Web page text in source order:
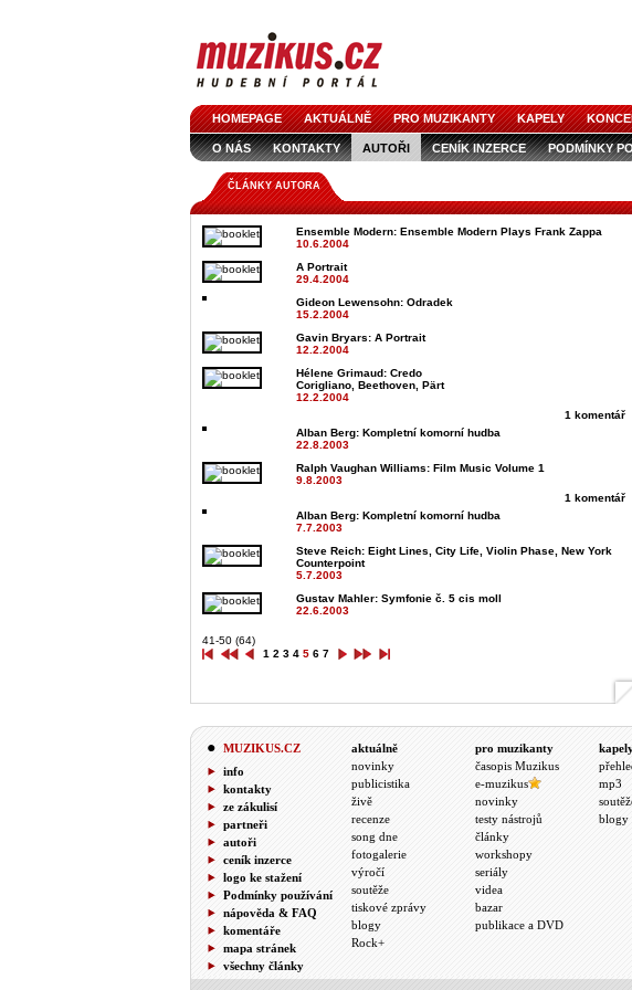
HOMEPAGE AKTUÁLNĚ PRO MUZIKANTY KAPELY
O NÁS KONTAKTY AUTOŘI CENÍK INZERCE PODMÍNKY
LOGO KE STAŽENÍ
ČLÁNKY AUTORA
Ensemble Modern: Ensemble Modern Plays Frank Zappa
10.6.2004
A Portrait
29.4.2004
Gideon Lewensohn: Odradek
15.2.2004
Gavin Bryars: A Portrait
12.2.2004
Hélene Grimaud: Credo
Corigliano, Beethoven, Pärt
12.2.2004
1 komentář
Alban Berg: Kompletní komorní hudba
22.8.2003
Ralph Vaughan Williams: Film Music Volume 1
9.8.2003
1 komentář
Alban Berg: Kompletní komorní hudba
7.7.2003
Steve Reich: Eight Lines, City Life, Violin Phase, New York
Counterpoint
5.7.2003
Gustav Mahler: Symfonie č. 5 cis moll
22.6.2003
41-50 (64)
1 2 3 4 5 6 7
MUZIKUS.CZ
info
kontakty
ze zákulisí
partneři
autoři
ceník inzerce
logo ke stažení
Podmínky používání
nápověda & FAQ
komentáře
mapa stránek
všechny články
aktuálně
novinky
publicistika
živě
recenze
song dne
fotogalerie
výročí
soutěže
tiskové zprávy
blogy
Rock+
pro muzikanty
časopis Muzikus
e-muzikus
novinky
testy nástrojů
články
workshopy
seriály
videa
bazar
publikace a DVD
mp3
blogy